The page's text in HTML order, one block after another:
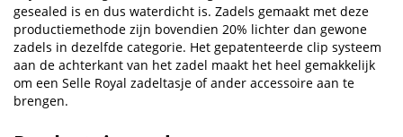
gesealed is en dus waterdicht is. Zadels gemaakt met deze
productiemethode zijn bovendien 20% lichter dan gewone
zadels in dezelfde categorie. Het gepatenteerde clip systeem
aan de achterkant van het zadel maakt het heel gemakkelijk
om een Selle Royal zadeltasje of ander accessoire aan te
brengen.